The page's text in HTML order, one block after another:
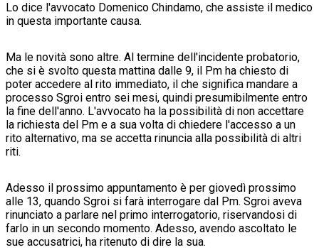
Lo dice l'avvocato Domenico Chindamo, che assiste il medico
in questa importante causa.
Ma le novità sono altre. Al termine dell'incidente probatorio,
che si è svolto questa mattina dalle 9, il Pm ha chiesto di
poter accedere al rito immediato, il che significa mandare a
processo Sgroi entro sei mesi, quindi presumibilmente entro
la fine dell'anno. L'avvocato ha la possibilità di non accettare
la richiesta del Pm e a sua volta di chiedere l'accesso a un
rito alternativo, ma se accetta rinuncia alla possibilità di altri
riti.
Adesso il prossimo appuntamento è per giovedì prossimo
alle 13, quando Sgroi si farà interrogare dal Pm. Sgroi aveva
rinunciato a parlare nel primo interrogatorio, riservandosi di
farlo in un secondo momento. Adesso, avendo ascoltato le
sue accusatrici, ha ritenuto di dire la sua.